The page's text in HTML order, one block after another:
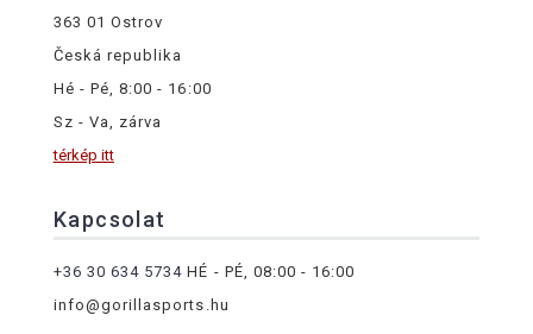
363 01 Ostrov
Česká republika
Hé - Pé, 8:00 - 16:00
Sz - Va, zárva
térkép itt
Kapcsolat
+36 30 634 5734 HÉ - PÉ, 08:00 - 16:00
info@gorillasports.hu